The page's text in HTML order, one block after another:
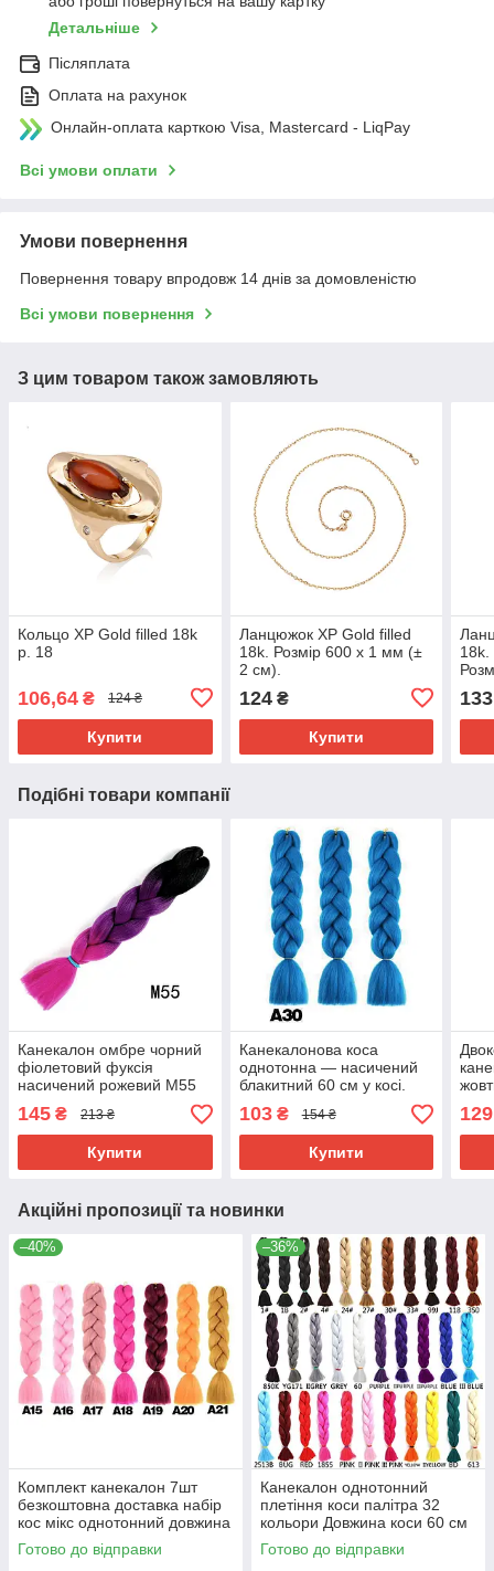
Детальніше
Післяплата
Оплата на рахунок
Онлайн-оплата карткою Visa, Mastercard - LiqPay
Всі умови оплати
Умови повернення
Повернення товару впродовж 14 днів за домовленістю
Всі умови повернення
З цим товаром також замовляють
Кольцо ХР Gold filled 18k
р. 18
106,64 ₴ 124 ₴
Купити
Ланцюжок ХР Gold filled
18k. Розмір 600 х 1 мм (±
2 см).
124₴
Купити
18k.
133
Подібні товари компанії
Канекалон омбре чорний
фіолетовий фуксія
насичений рожевий М55
термостійкий
різнокольорова коса
Jumbo довжина 60см вага
145 ₴ 213 ₴
Купити
Канекалонова коса
однотонна — насичений
блакитний 60 см у косі.
Термостійкий. А30
103₴ 154 ₴
Купити
129
Акційні пропозиції та новинки
–40%
Комплект канекалон 7шт
безкоштовна доставка набір
кос мікс однотонний довжина
кісок 60см термостійкий
Готово до відправки
–36%
Канекалон однотонний
плетіння коси палітра 32
кольори Довжина коси 60 см
Термостійкий.
Готово до відправки